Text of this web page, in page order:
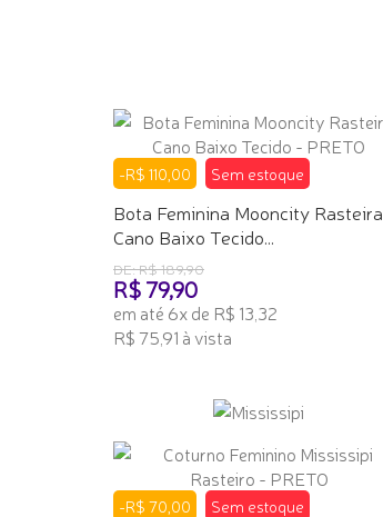
-R$ 110,00 Sem estoque
Bota Feminina Mooncity Rasteira
Cano Baixo Tecido...
DE: R$ 189,90
R$ 79,90
em até 6x de R$ 13,32
R$ 75,91 à vista
-R$ 70,00 Sem estoque